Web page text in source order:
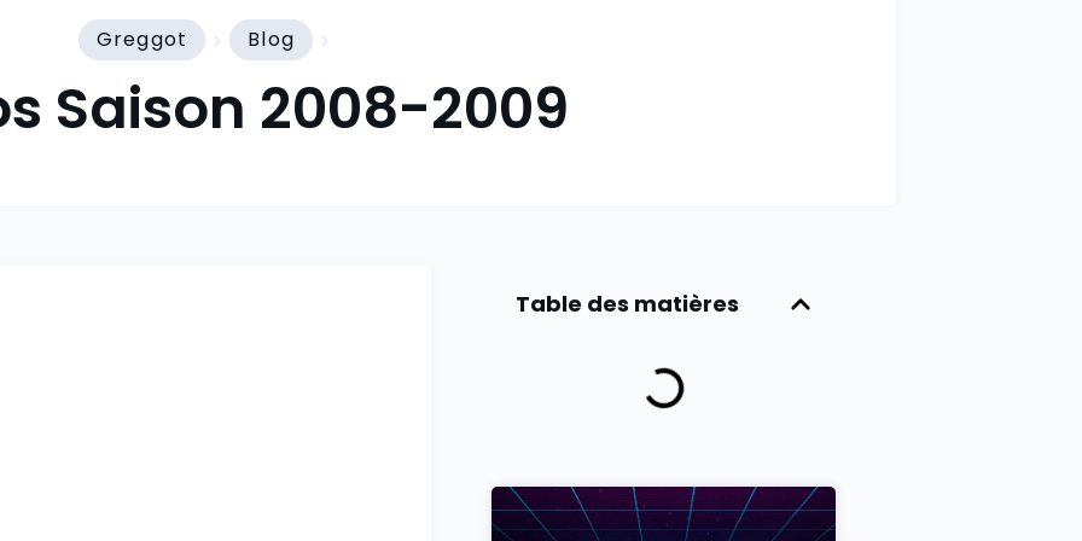
Greggot Blog
Saison 2008-2009
Table des matières